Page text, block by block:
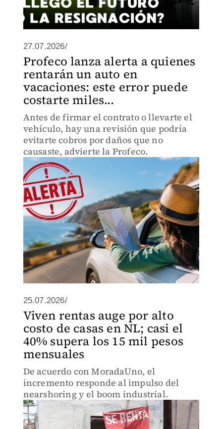
27.07.2026/
Profeco lanza alerta a quienes
rentarán un auto en
vacaciones: este error puede
costarte miles...
Antes de firmar el contrato o llevarte el
vehículo, hay una revisión que podría
evitarte cobros por daños que no
causaste, advierte la Profeco.
25.07.2026/
Viven rentas auge por alto
costo de casas en NL; casi el
40% supera los 15 mil pesos
mensuales
De acuerdo con MoradaUno, el
incremento responde al impulso del
nearshoring y el boom industrial.